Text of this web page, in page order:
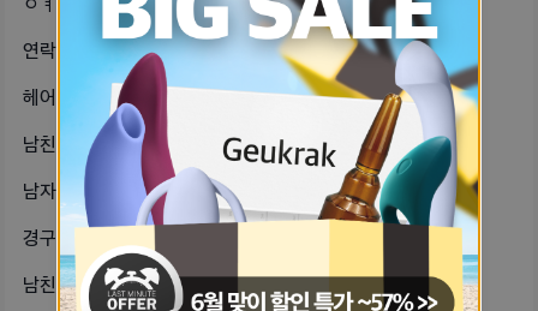
ㅇㅕ성-상위는-어떻게-하는걸까…그냥-90b4516
연락-문제로-서운해본-자기들-있어상대-6609ccd0
헤어지고-나니까-자존감-뚝뚝-떨어진다-ea6195ab
남친-옆에-붙어있다가-흥분해서-귀-빨-eef30c89
남자친구랑-싸움-우울해-cc6b016b
경구피임약-먹는데-임신하는-경우가-진-fb8e5b98
남친한테-돈-빌려도-될까-나는-취준생-30d333db